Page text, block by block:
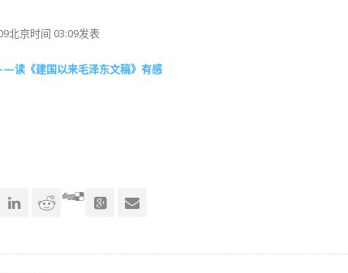
北京时间 03:09发表
读《建国以来毛泽东文稿》有感